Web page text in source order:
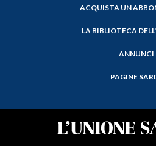
ACQUISTA UN
LA BIBLIOTECA
ANNUNCI
PAGINE